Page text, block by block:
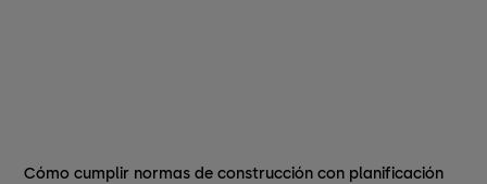
Cómo cumplir normas de construcción con planificación